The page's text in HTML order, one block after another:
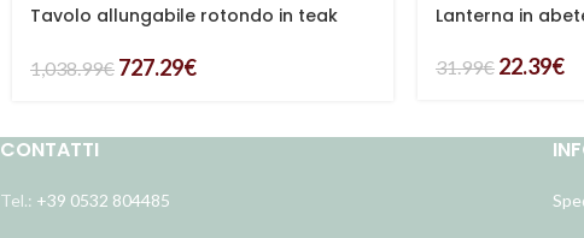
Tavolo allungabile rotondo in teak
1,038.99€ 727.29€
Lanterna in
31.99€ 22.39€
CONTATTI
Tel.: +39 0532 804485